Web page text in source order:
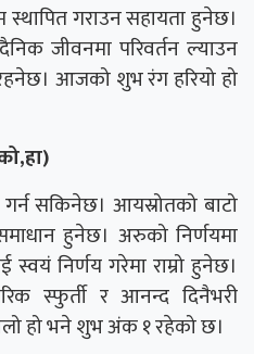
स्थापित गराउन सहायता हुनेछ।
जीवनमा परिवर्तन ल्याउन
आजको शुभ रंग हरियो हो
गर्न सकिनेछ। आयस्रोतको बाटो
हुनेछ। अरुको निर्णयमा
निर्णय गरेमा राम्रो हुनेछ।
स्फुर्ती र आनन्द दिनैभरी
हो भने शुभ अंक १ रहेको छ।